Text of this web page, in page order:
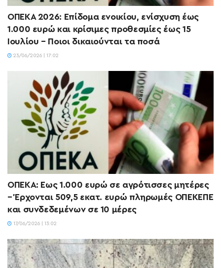
ΟΠΕΚΑ 2026: Επίδομα ενοικίου, ενίσχυση έως
1.000 ευρώ και κρίσιμες προθεσμίες έως 15
Ιουλίου – Ποιοι δικαιούνται τα ποσά
23/06/2026 | 17:02
ΟΠΕΚΑ: Έως 1.000 ευρώ σε αγρότισσες μητέρες
– Έρχονται 509,5 εκατ. ευρώ πληρωμές ΟΠΕΚΕΠΕ
και συνδεδεμένων σε 10 μέρες
17/06/2026 | 13:02